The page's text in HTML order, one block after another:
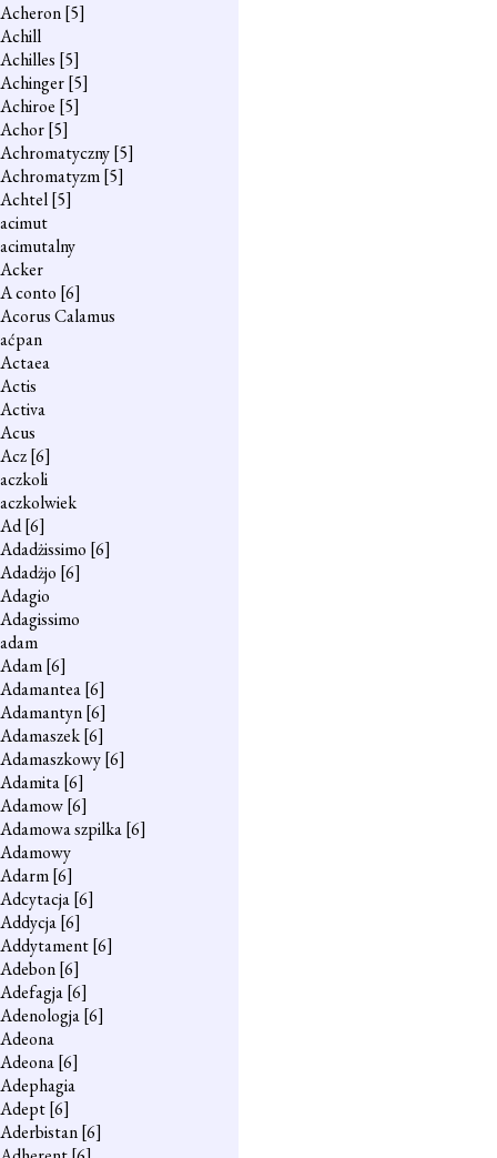
Acheron[5]
Achill
Achilles [5]
Achinger[5]
Achiroe [5]
Achor[5]
Achromatyczny[5]
Achromatyzm[5]
Achtel[5]
acimut
acimutalny
Acker
A conto [6]
Acorus Calamus
aćpan
Actaea
Actis
Activa
Acus
Acz[6]
aczkoli
aczkolwiek
Ad[6]
Adadżissimo [6]
Adadżjo [6]
Adagio
Adagissimo
adam
Adam[6]
Adamantea[6]
Adamantyn[6]
Adamaszek[6]
Adamaszkowy[6]
Adamita[6]
Adamow[6]
Adamowa szpilka[6]
Adamowy
Adarm[6]
Adcytacja[6]
Addycja[6]
Addytament[6]
Adebon[6]
Adefagja[6]
Adenologja[6]
Adeona
Adeona[6]
Adephagia
Adept[6]
Aderbistan[6]